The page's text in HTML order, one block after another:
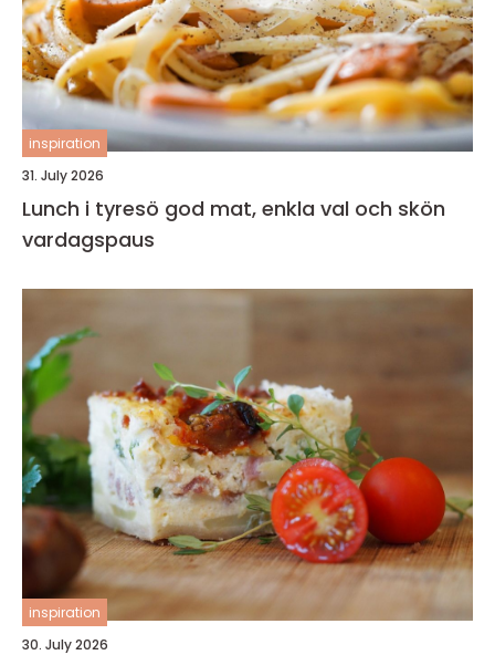
inspiration
31. July 2026
Lunch i tyresö god mat, enkla val och skön
vardagspaus
inspiration
30. July 2026